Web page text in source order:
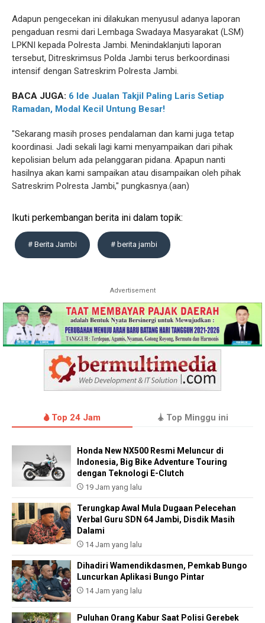
Adapun pengecekan ini dilakukan menyusul adanya laporan
pengaduan resmi dari Lembaga Swadaya Masyarakat (LSM)
LPKNI kepada Polresta Jambi. Menindaklanjuti laporan
tersebut, Ditreskrimsus Polda Jambi terus berkoordinasi
intensif dengan Satreskrim Polresta Jambi.
BACA JUGA: 6 Ide Jualan Takjil Paling Laris Setiap
Ramadan, Modal Kecil Untung Besar!
"Sekarang masih proses pendalaman dan kami juga tetap
koordinasi. Jadi sekali lagi kami menyampaikan dari pihak
kepolisian belum ada pelanggaran pidana. Apapun nanti
hasilnya akan kami sampaikan atau disampaikan oleh pihak
Satreskrim Polresta Jambi," pungkasnya.(aan)
Ikuti perkembangan berita ini dalam topik:
# Berita Jambi # berita jambi
Advertisement
Top 24 Jam Top Minggu ini
Honda New NX500 Resmi Meluncur di
Indonesia, Big Bike Adventure Touring
dengan Teknologi E-Clutch
19 Jam yang lalu
Terungkap Awal Mula Dugaan Pelecehan
Verbal Guru SDN 64 Jambi, Disdik Masih
Dalami
14 Jam yang lalu
Dihadiri Wamendikdasmen, Pemkab Bungo
Luncurkan Aplikasi Bungo Pintar
14 Jam yang lalu
Puluhan Orang Kabur Saat Polisi Gerebek